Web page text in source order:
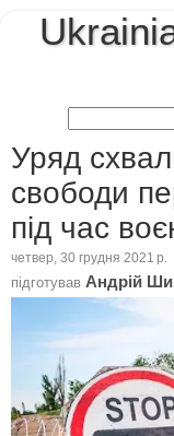
Уряд
свободи
під час
четвер, 30 грудня 2021 р.
підготував Андрій